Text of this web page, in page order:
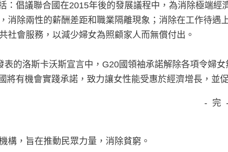
：倡議聯合國在2015年後的發展議程中，為消除極端
消除兩性的薪酬差距和職業隔離現象；消除在工作待
社會服務，以減少婦女為照顧家人而無償付出。
表的洛斯卡沃斯宣言中，G20國領袖承諾解除各項令婦
將有機會實踐承諾，致力讓女性能受惠於經濟增長，並促
- 完
構，旨在推動民眾力量，消除貧窮。